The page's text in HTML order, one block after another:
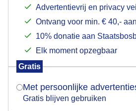
Advertentievrij en privacy
Ontvang voor min. € 40,-
10% donatie aan
Elk moment opzegbaar
Gratis
Met persoonlijke
Gratis blijven gebruiken
Indien je hier nog geen
verschijnt er zo een pop-up uit
Is goed, toon de